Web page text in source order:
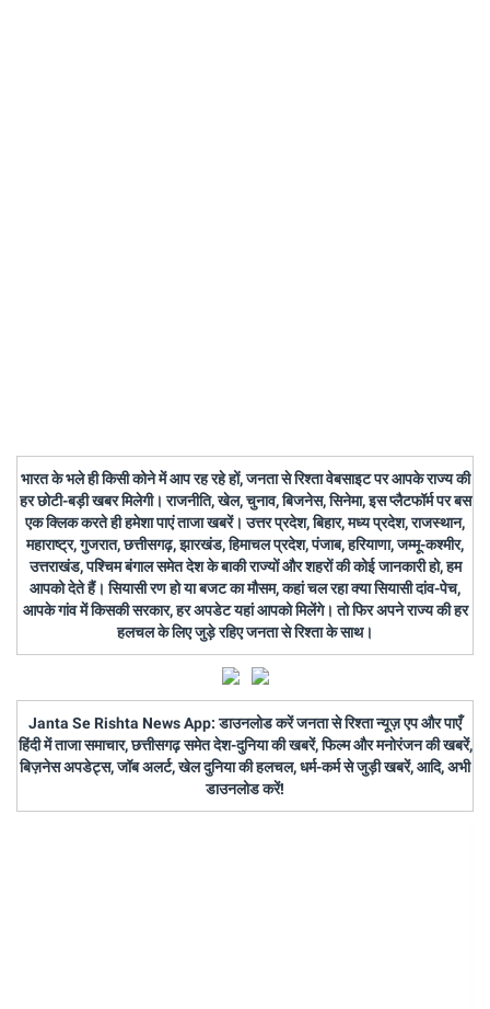
भारत के भले ही किसी कोने में आप रह रहे हों, जनता से रिश्ता वेबसाइट पर आपके राज्य की
हर छोटी-बड़ी खबर मिलेगी। राजनीति, खेल, चुनाव, बिजनेस, सिनेमा, इस प्लैटफॉर्म पर बस
एक क्लिक करते ही हमेशा पाएं ताजा खबरें। उत्तर प्रदेश, बिहार, मध्य प्रदेश, राजस्थान,
महाराष्ट्र, गुजरात, छत्तीसगढ़, झारखंड, हिमाचल प्रदेश, पंजाब, हरियाणा, जम्मू-कश्मीर,
उत्तराखंड, पश्चिम बंगाल समेत देश के बाकी राज्यों और शहरों की कोई जानकारी हो, हम
आपको देते हैं। सियासी रण हो या बजट का मौसम, कहां चल रहा क्या सियासी दांव-पेच,
आपके गांव में किसकी सरकार, हर अपडेट यहां आपको मिलेंगे। तो फिर अपने राज्य की हर
हलचल के लिए जुड़े रहिए जनता से रिश्ता के साथ।
Janta Se Rishta News App: डाउनलोड करें जनता से रिश्ता न्यूज़ एप और पाएँ
हिंदी में ताजा समाचार, छत्तीसगढ़ समेत देश-दुनिया की खबरें, फिल्म और मनोरंजन की खबरें,
बिज़नेस अपडेट्स, जॉब अलर्ट, खेल दुनिया की हलचल, धर्म-कर्म से जुड़ी खबरें, आदि, अभी
डाउनलोड करें!